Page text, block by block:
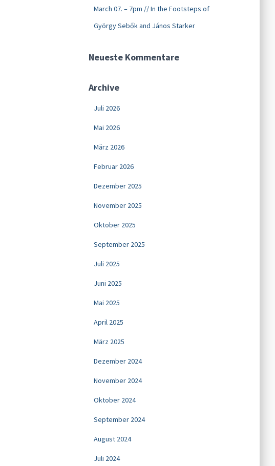
March 07. – 7pm // In the Footsteps of
György Sebők and János Starker
Neueste Kommentare
Archive
Juli 2026
Mai 2026
März 2026
Februar 2026
Dezember 2025
November 2025
Oktober 2025
September 2025
Juli 2025
Juni 2025
Mai 2025
April 2025
März 2025
Dezember 2024
November 2024
Oktober 2024
September 2024
August 2024
Juli 2024